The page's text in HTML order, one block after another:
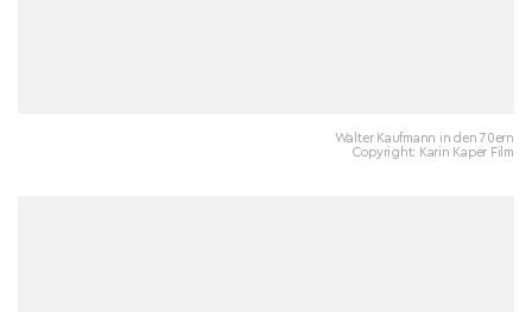
Walter Kaufmann in den 70ern
Copyright: Karin Kaper Film